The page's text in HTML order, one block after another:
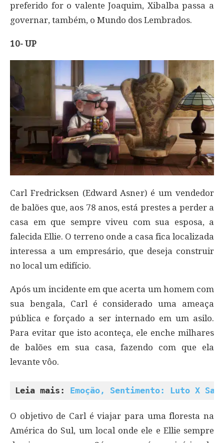
preferido for o valente Joaquim, Xibalba passa a
governar, também, o Mundo dos Lembrados.
10- UP
Carl Fredricksen (Edward Asner) é um vendedor
de balões que, aos 78 anos, está prestes a perder a
casa em que sempre viveu com sua esposa, a
falecida Ellie. O terreno onde a casa fica localizada
interessa a um empresário, que deseja construir
no local um edifício.
Após um incidente em que acerta um homem com
sua bengala, Carl é considerado uma ameaça
pública e forçado a ser internado em um asilo.
Para evitar que isto aconteça, ele enche milhares
de balões em sua casa, fazendo com que ela
levante vôo.
Leia mais: Emoção, Sentimento: Luto X
O objetivo de Carl é viajar para uma floresta na
América do Sul, um local onde ele e Ellie sempre